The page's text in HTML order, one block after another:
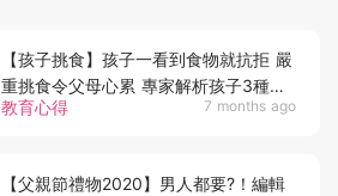
教育心得 7 months ago
【孩子挑食】孩子一看到食物就抗拒 嚴
重挑食令父母心累 專家解析孩子3種挑
食類型與應對方法
【父親節禮物2020】男人都要?！編輯